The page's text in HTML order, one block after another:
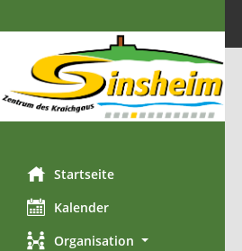
Startseite
Kalender
Organisation